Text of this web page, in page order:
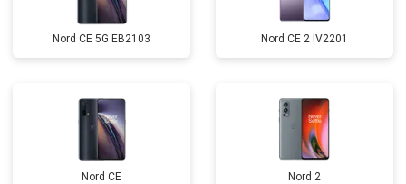
Nord CE 5G EB2103 Nord CE 2 IV2201
Nord CE Nord 2